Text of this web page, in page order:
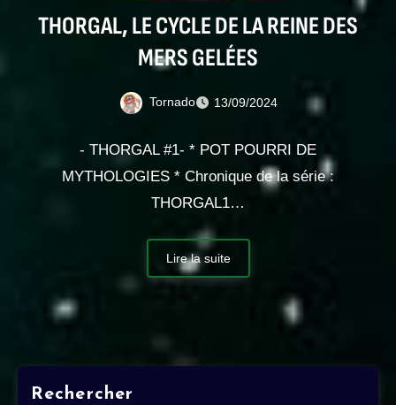
THORGAL, LE CYCLE DE LA REINE DES
MERS GELÉES
Tornado 13/09/2024
- THORGAL #1- * POT POURRI DE
MYTHOLOGIES * Chronique de la série :
THORGAL1…
Lire la suite
Rechercher